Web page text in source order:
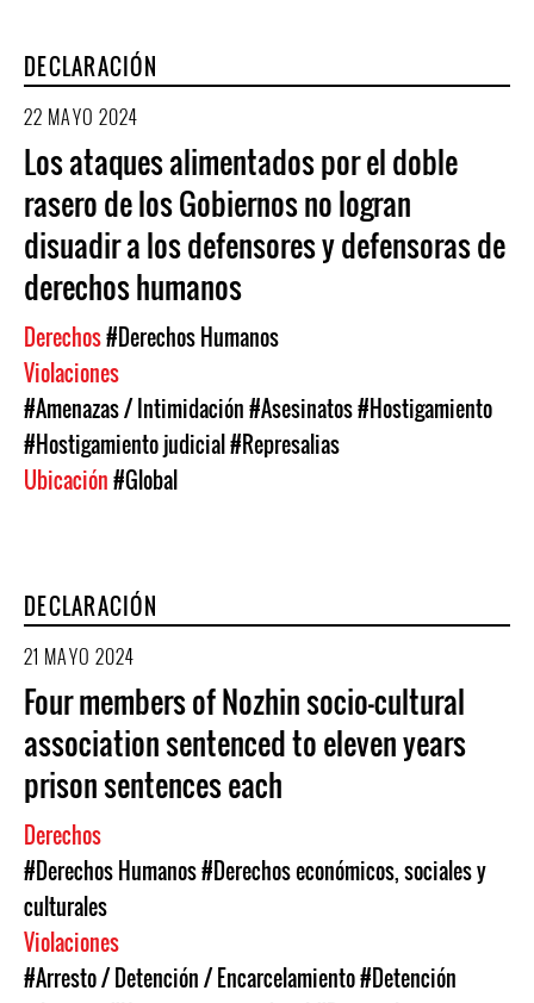
DECLARACIÓN
22 MAYO 2024
Los ataques alimentados por el doble
rasero de los Gobiernos no logran
disuadir a los defensores y defensoras de
derechos humanos
Derechos#Derechos Humanos
Violaciones
#Amenazas / Intimidación#Asesinatos#Hostigamiento
#Hostigamiento judicial#Represalias
Ubicación#Global
DECLARACIÓN
21 MAYO 2024
Four members of Nozhin socio-cultural
association sentenced to eleven years
prison sentences each
Derechos
#Derechos Humanos#Derechos económicos, sociales y
culturales
Violaciones
#Arresto / Detención / Encarcelamiento#Detención